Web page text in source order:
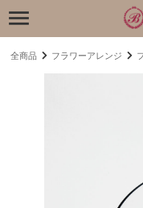
全商品 フラワーアレンジ